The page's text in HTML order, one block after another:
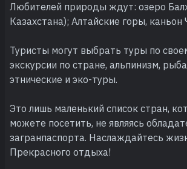
Любителей природы ждут: озеро
Казахстана); Алтайские горы, каньон
Туристы могут выбрать туры по
экскурсии по стране, альпинизм,
этнические и эко-туры.
Это лишь маленький список стран,
можете посетить, не являясь
загранпаспорта. Наслаждайтесь
Прекрасного отдыха!